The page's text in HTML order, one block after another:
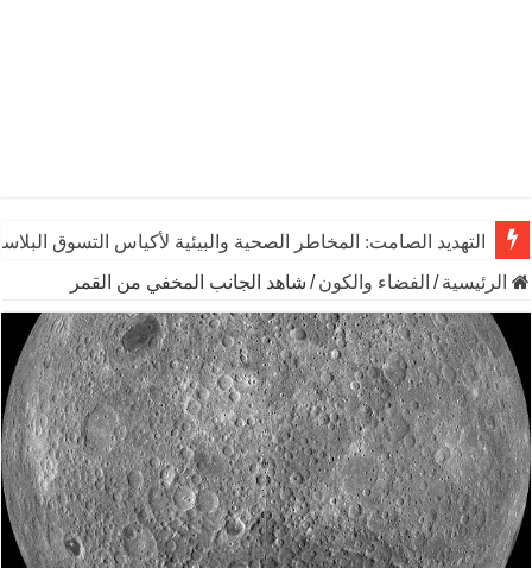
التهديد الصامت: المخاطر الصحية والبيئية لأكياس التسوق
الرئيسية / الفضاء والكون / شاهد الجانب المخفي من القمر